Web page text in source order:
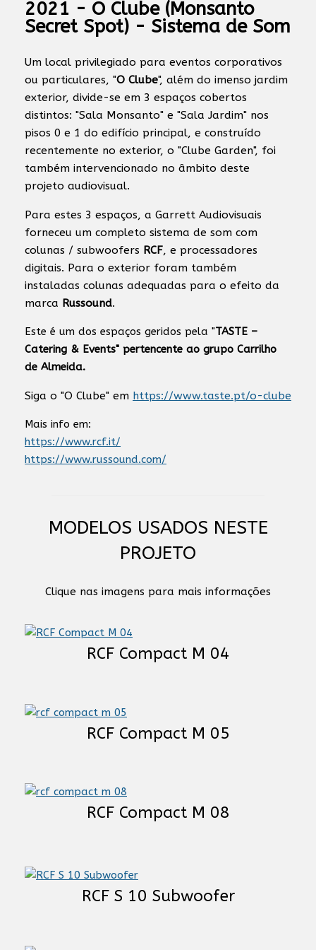
2021 - O Clube (Monsanto
Secret Spot) - Sistema de Som
Um local privilegiado para eventos corporativos
ou particulares, "O Clube", além do imenso jardim
exterior, divide-se em 3 espaços cobertos
distintos: "Sala Monsanto" e "Sala Jardim" nos
pisos 0 e 1 do edifício principal, e construído
recentemente no exterior, o "Clube Garden", foi
também intervencionado no âmbito deste
projeto audiovisual.
Para estes 3 espaços, a Garrett Audiovisuais
forneceu um completo sistema de som com
colunas / subwoofers RCF, e processadores
digitais. Para o exterior foram também
instaladas colunas adequadas para o efeito da
marca Russound.
Este é um dos espaços geridos pela "TASTE –
Catering & Events" pertencente ao grupo Carrilho
de Almeida.
Siga o "O Clube" em https://www.taste.pt/o-clube
Mais info em:
https://www.rcf.it/
https://www.russound.com/
MODELOS USADOS NESTE
PROJETO
Clique nas imagens para mais informações
RCF Compact M 04
RCF Compact M 05
RCF Compact M 08
RCF S 10 Subwoofer